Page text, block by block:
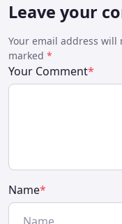
Leave your
Your email address
marked *
Your Comment*
Name*